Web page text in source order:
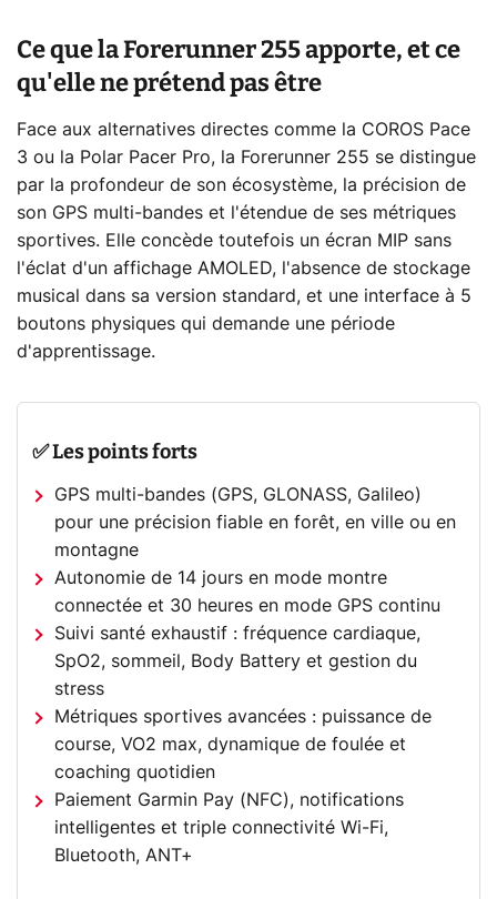
Ce que la Forerunner 255 apporte, et ce
qu'elle ne prétend pas être
Face aux alternatives directes comme la COROS Pace
3 ou la Polar Pacer Pro, la Forerunner 255 se distingue
par la profondeur de son écosystème, la précision de
son GPS multi-bandes et l'étendue de ses métriques
sportives. Elle concède toutefois un écran MIP sans
l'éclat d'un affichage AMOLED, l'absence de stockage
musical dans sa version standard, et une interface à 5
boutons physiques qui demande une période
d'apprentissage.
✅ Les points forts
GPS multi-bandes (GPS, GLONASS, Galileo)
pour une précision fiable en forêt, en ville ou en
montagne
Autonomie de 14 jours en mode montre
connectée et 30 heures en mode GPS continu
Suivi santé exhaustif : fréquence cardiaque,
SpO2, sommeil, Body Battery et gestion du
stress
Métriques sportives avancées : puissance de
course, VO2 max, dynamique de foulée et
coaching quotidien
Paiement Garmin Pay (NFC), notifications
intelligentes et triple connectivité Wi-Fi,
Bluetooth, ANT+